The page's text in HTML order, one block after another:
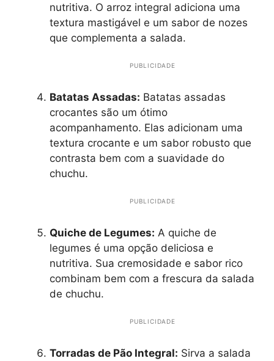
nutritiva. O arroz integral adiciona uma
textura mastigável e um sabor de nozes
que complementa a salada.
PUBLICIDADE
Batatas Assadas: Batatas assadas
crocantes são um ótimo
acompanhamento. Elas adicionam uma
textura crocante e um sabor robusto que
contrasta bem com a suavidade do
chuchu.
PUBLICIDADE
Quiche de Legumes: A quiche de
legumes é uma opção deliciosa e
nutritiva. Sua cremosidade e sabor rico
combinam bem com a frescura da salada
de chuchu.
PUBLICIDADE
Torradas de Pão Integral: Sirva a salada